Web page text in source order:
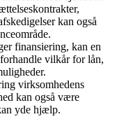
kan også
finansiering, kan en
vilkår for lån,
virksomhedens
kan også være
yde hjælp.